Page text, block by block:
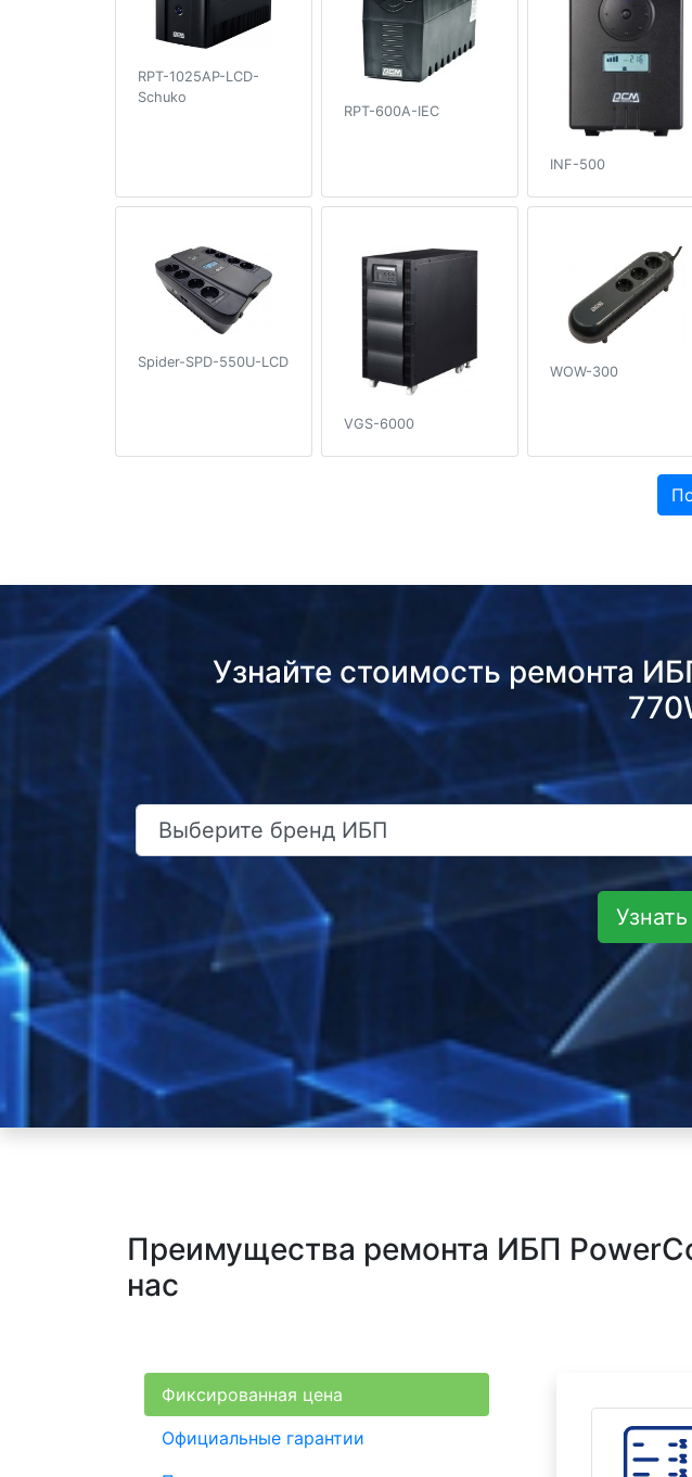
RPT-1025AP-LCD-
Schuko
RPT-600A-IEC
INF-500
Spider-SPD-550U-LCD
VGS-6000
WOW-300
Узнайте стоимость ремонта
Преимущества ремонта ИБП
нас
Фиксированная цена
Официальные гарантии